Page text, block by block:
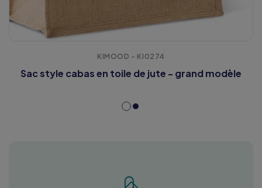
KIMOOD - KI0274
Sac style cabas en toile de jute - grand modèle